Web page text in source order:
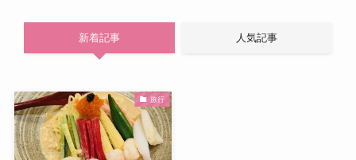
新着記事 人気記事
旅行